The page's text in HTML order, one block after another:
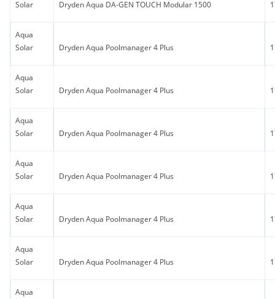
Solar Dryden Aqua DA-GEN TOUCH Modular 1500
Aqua
Solar
Dryden Aqua Poolmanager 4 Plus
Aqua
Solar
Dryden Aqua Poolmanager 4 Plus
Aqua
Solar
Dryden Aqua Poolmanager 4 Plus
Aqua
Solar
Dryden Aqua Poolmanager 4 Plus
Aqua
Solar
Dryden Aqua Poolmanager 4 Plus
Aqua
Solar
Dryden Aqua Poolmanager 4 Plus
Aqua